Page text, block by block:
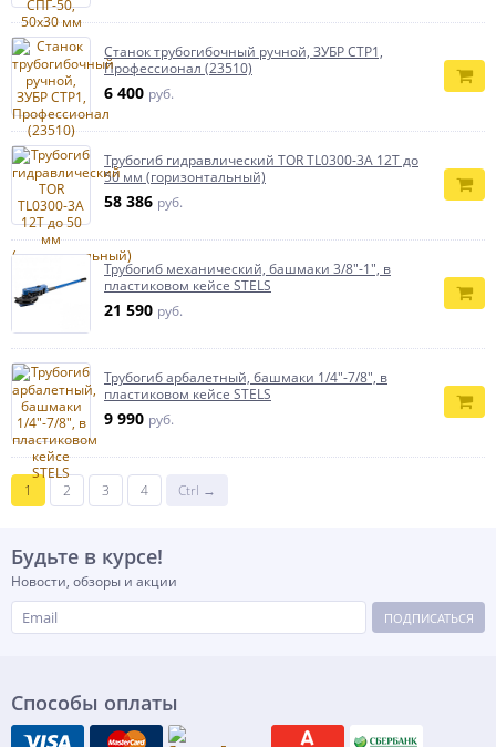
Станок трубогибочный ручной, ЗУБР СТР1,
Профессионал (23510)
6 400 руб.
Трубогиб гидравлический TOR TL0300-3A 12T до
50 мм (горизонтальный)
58 386 руб.
Трубогиб механический, башмаки 3/8"-1", в
пластиковом кейсе STELS
21 590 руб.
Трубогиб арбалетный, башмаки 1/4"-7/8", в
пластиковом кейсе STELS
9 990 руб.
1 2 3 4 Ctrl →
Будьте в курсе!
Новости, обзоры и акции
ПОДПИСАТЬСЯ
Способы оплаты